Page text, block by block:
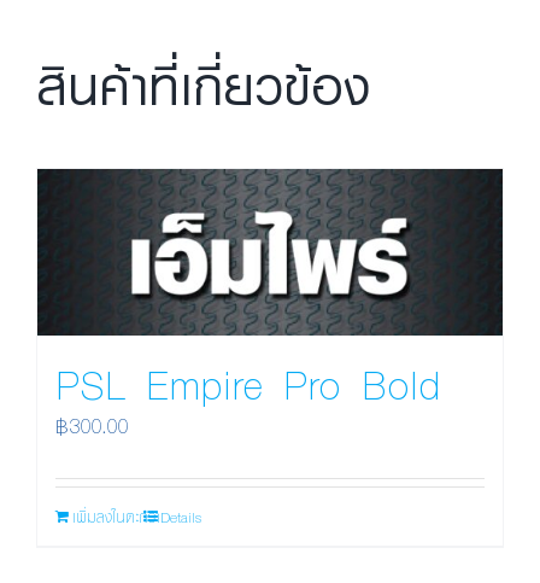
สินค้าที่เกี่ยวข้อง
PSL Empire Pro Bold
฿300.00
เพิ่มลงในตะกร้าDetails